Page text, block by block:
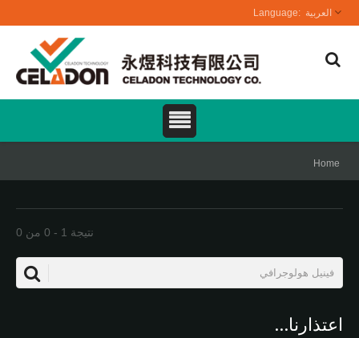
العربية
Home
نتيجة 1 - 0 من 0
اعتذارنا...